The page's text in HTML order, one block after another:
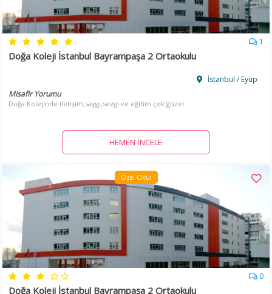
1
Doğa Koleji İstanbul Bayrampaşa 2 Ortaokulu
İstanbul / Eyüp
Misafir Yorumu
Doğa Kolejinde iletişim,saygı,sevgi ve eğitim çok güzel
HEMEN İNCELE
Özel Okul
0
Doğa Koleji İstanbul Bayrampaşa 2 Ortaokulu